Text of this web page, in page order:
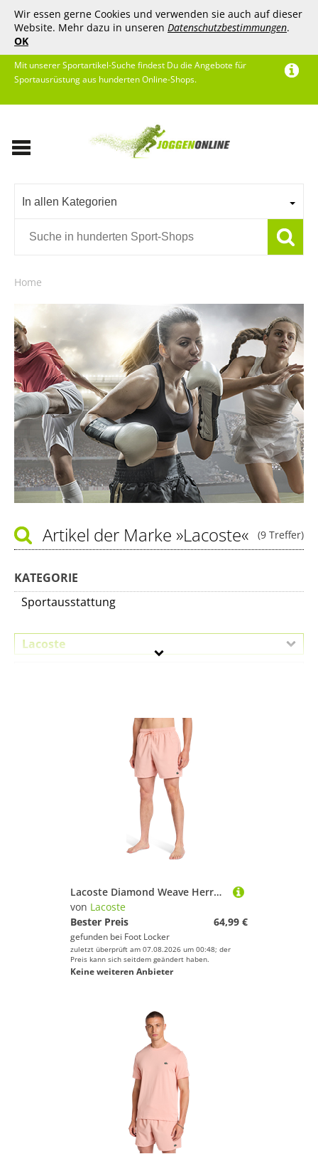
Wir essen gerne Cookies und verwenden sie auch auf dieser
Website. Mehr dazu in unseren Datenschutzbestimmungen.
OK
Mit unserer Sportartikel-Suche findest Du die Angebote für
Sportausrüstung aus hunderten Online-Shops.
In allen Kategorien
Home
(9 Treffer)
Artikel der Marke »Lacoste«
KATEGORIE
Sportausstattung
Lacoste
Lacoste Diamond Weave Herren Kurze Hosen - Rosa - Größe S - Poly Woven
von Lacoste
Bester Preis
64,99 €
gefunden bei Foot Locker
zuletzt überprüft am 07.08.2026 um 00:48; der
Preis kann sich seitdem geändert haben.
Keine weiteren Anbieter